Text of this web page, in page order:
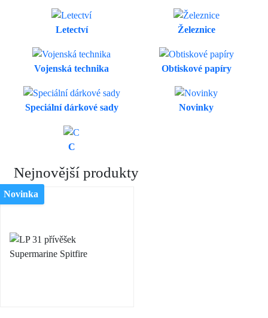
Letectví Železnice
Vojenská technika Obtiskové papíry
Speciální dárkové sady Novinky
C
Nejnovější produkty
Novinka